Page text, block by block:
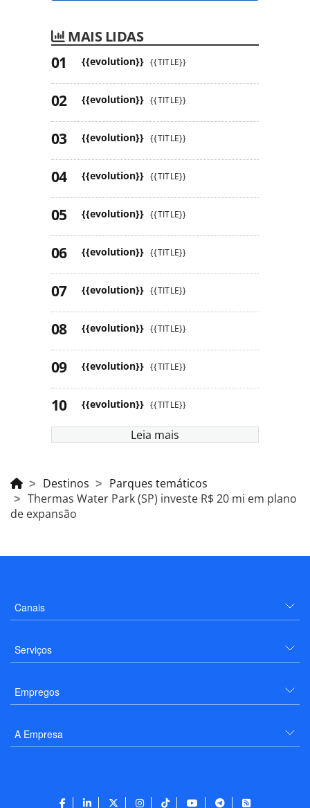
MAIS LIDAS
{{evolution}} {{TITLE}}
{{evolution}} {{TITLE}}
{{evolution}} {{TITLE}}
{{evolution}} {{TITLE}}
{{evolution}} {{TITLE}}
{{evolution}} {{TITLE}}
{{evolution}} {{TITLE}}
{{evolution}} {{TITLE}}
{{evolution}} {{TITLE}}
{{evolution}} {{TITLE}}
Leia mais
Destinos
Parques temáticos
Thermas Water Park (SP) investe R$ 20 mi em plano
de expansão
Canais
Serviços
Empregos
A Empresa